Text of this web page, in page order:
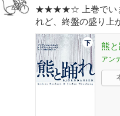
★★★★☆ 上巻でいま
れど、終盤の盛り上
熊
アン